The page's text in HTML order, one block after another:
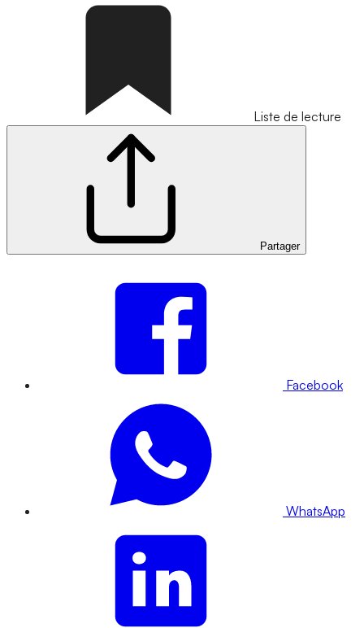
Liste de lecture
Partager
Facebook
WhatsApp